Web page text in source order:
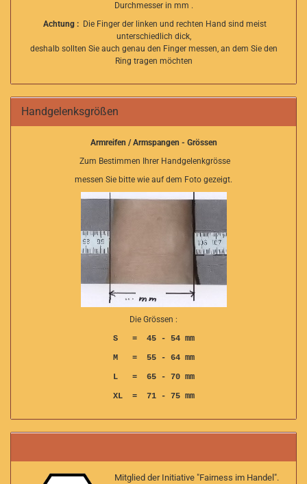
Durchmesser in mm .
Achtung : Die Finger der linken und rechten Hand sind meist
unterschiedlich dick,
deshalb sollten Sie auch genau den Finger messen, an dem Sie den
Ring tragen möchten
Handgelenksgrößen
Armreifen / Armspangen - Grössen
Zum Bestimmen Ihrer Handgelenkgrösse
messen Sie bitte wie auf dem Foto gezeigt.
Die Grössen :
S = 45 - 54 mm
M = 55 - 64 mm
L = 65 - 70 mm
XL = 71 - 75 mm
Mitglied der Initiative "Fairness im Handel".